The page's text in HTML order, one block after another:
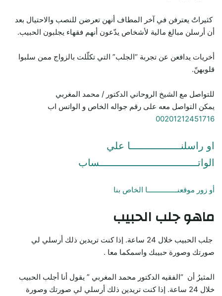
كثيراتٌ يعترفن في آخر المطاف أنهن تعرضن للنصب والاحتيال بعد
أن أرسلن مبالغ مالية لأشخاص يدّعون أنهم فقهاء يجلبون الحبيب.
أخريات يدافعن عن تجربة “الجلب” التي تكلّلت بالزواج ممن سلبوا
قلوبهنّ.
للتواصل مع الشيخ الروحاني الدكتور / محمد المغربي
يمكن التواصل معه على رقم جواله الخاص و الواتس اب
00201212451716
او راسلنـــــــــــــــــا علي
الواتـــــــــــــــــــــــــــــــــساب
أو زور موقعنـــــــــــــــا الخاص بنا
ماهو جلب الحبيب
جلب الحبيب خلال 24 ساعة. إذا كنت تريدين ذلك أرسلي لي
صورتك وصورة حبيبك واسمكما معا .
المثيرُ أن “الفقيه الدكتور محمد المغربي ” يقول أنا أجلب الحبيب
خلال 24 ساعة. إذا كنت تريدين ذلك أرسلي لي صورتك وصورة